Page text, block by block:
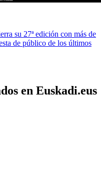
su 27ª edición con más de
de público de los últimos
en Euskadi.eus